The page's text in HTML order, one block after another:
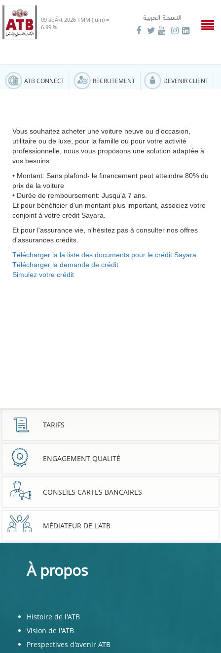
النسخة العربية 09 aoÃ»t 2026 TMM (juin) =
6.99 %
ATB CONNECT RECRUTEMENT DEVENIR CLIENT
Vous souhaitez acheter une voiture neuve ou d'occasion,
utilitaire ou de luxe, pour la famille ou pour votre activité
professionnelle, nous vous proposons une solution adaptée à
vos besoins:
• Montant: Sans plafond- le financement peut atteindre 80% du
prix de la voiture
• Durée de remboursement: Jusqu'à 7 ans.
Et pour bénéficier d'un montant plus important, associez votre
conjoint à votre crédit Sayara.
Et pour l'assurance vie, n'hésitez pas à consulter nos offres
d'assurances crédits.
Télécharger la la liste des documents pour le crédit Sayara
Télécharger la demande de crédit
Simulez votre crédit
TARIFS
ENGAGEMENT QUALITÉ
CONSEILS CARTES BANCAIRES
MÉDIATEUR DE L'ATB
À propos
Histoire de l'ATB
Vision de l'ATB
Prespectives d'avenir ATB